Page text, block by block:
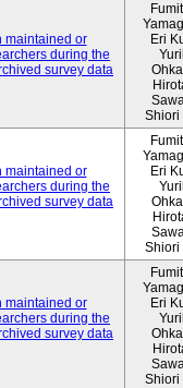
maintained or
during the
survey data
Eri
Shiori
maintained or
during the
survey data
Eri
Shiori
maintained or
during the
survey data
Eri
Shiori